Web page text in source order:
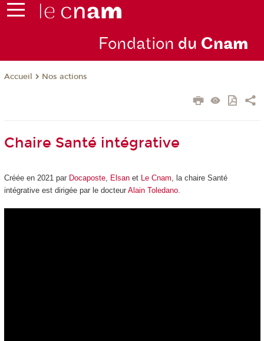
Fondation du Cnam
Accueil Nos actions
Chaire Santé intégrative
Créée en 2021 par Docaposte, Elsan et Le Cnam, la chaire Santé
intégrative est dirigée par le docteur Alain Toledano.